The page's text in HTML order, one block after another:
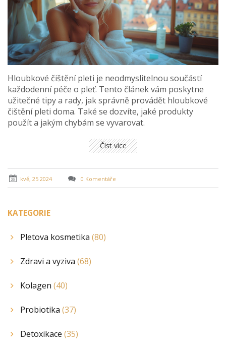
Hloubkové čištění pleti je neodmyslitelnou součástí
každodenní péče o pleť. Tento článek vám poskytne
užitečné tipy a rady, jak správně provádět hloubkové
čištění pleti doma. Také se dozvíte, jaké produkty
použít a jakým chybám se vyvarovat.
Číst více
kvě, 25 2024 0 Komentáře
KATEGORIE
Pletova kosmetika (80)
Zdravi a vyziva (68)
Kolagen (40)
Probiotika (37)
Detoxikace (35)